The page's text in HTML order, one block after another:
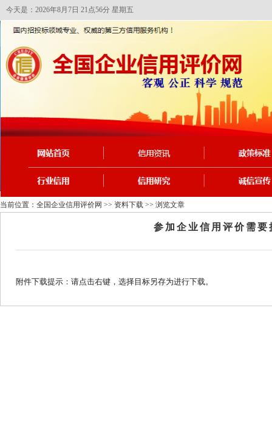
今天是：2026年8月7日 21点56分 星期五
当前位置： 全国企业信用评价网 >> 资料下载 >> 浏览文章
参加企业信用评价需要
附件下载提示：请点击右键，选择目标另存为进行下载。